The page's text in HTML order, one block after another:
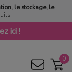
le stockage, le
ici !
0